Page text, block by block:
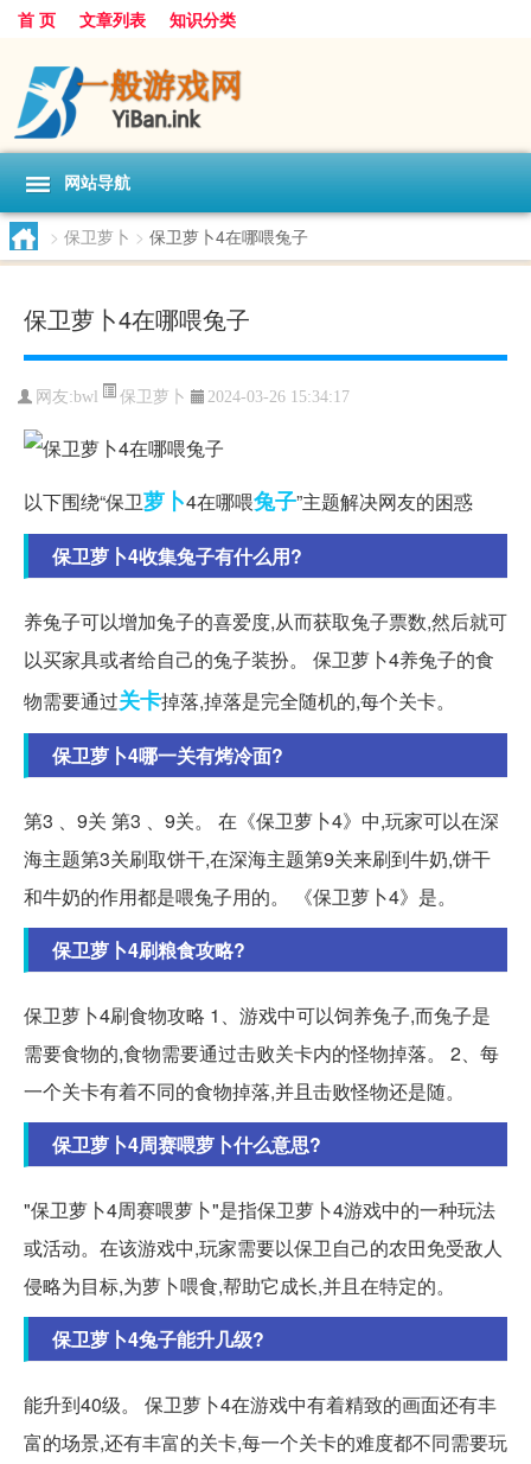
首 页 文章列表 知识分类
网站导航
> 保卫萝卜 > 保卫萝卜4在哪喂兔子
保卫萝卜4在哪喂兔子
网友:bwl 保卫萝卜 2024-03-26 15:34:17
以下围绕“保卫萝卜4在哪喂兔子”主题解决网友的困惑
保卫萝卜4收集兔子有什么用?
养兔子可以增加兔子的喜爱度,从而获取兔子票数,然后就可
以买家具或者给自己的兔子装扮。 保卫萝卜4养兔子的食
物需要通过关卡掉落,掉落是完全随机的,每个关卡。
保卫萝卜4哪一关有烤冷面?
第3 、9关 第3 、9关。 在《保卫萝卜4》中,玩家可以在深
海主题第3关刷取饼干,在深海主题第9关来刷到牛奶,饼干
和牛奶的作用都是喂兔子用的。 《保卫萝卜4》是。
保卫萝卜4刷粮食攻略?
保卫萝卜4刷食物攻略 1、游戏中可以饲养兔子,而兔子是
需要食物的,食物需要通过击败关卡内的怪物掉落。 2、每
一个关卡有着不同的食物掉落,并且击败怪物还是随。
保卫萝卜4周赛喂萝卜什么意思?
"保卫萝卜4周赛喂萝卜"是指保卫萝卜4游戏中的一种玩法
或活动。在该游戏中,玩家需要以保卫自己的农田免受敌人
侵略为目标,为萝卜喂食,帮助它成长,并且在特定的。
保卫萝卜4兔子能升几级?
能升到40级。 保卫萝卜4在游戏中有着精致的画面还有丰
富的场景,还有丰富的关卡,每一个关卡的难度都不同需要玩